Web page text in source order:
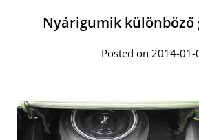
Nyárigumik
Posted on 2014-01-